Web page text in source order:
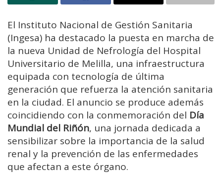
El Instituto Nacional de Gestión Sanitaria
(Ingesa) ha destacado la puesta en marcha de
la nueva Unidad de Nefrología del Hospital
Universitario de Melilla, una infraestructura
equipada con tecnología de última
generación que refuerza la atención sanitaria
en la ciudad. El anuncio se produce además
coincidiendo con la conmemoración del Día
Mundial del Riñón, una jornada dedicada a
sensibilizar sobre la importancia de la salud
renal y la prevención de las enfermedades
que afectan a este órgano.